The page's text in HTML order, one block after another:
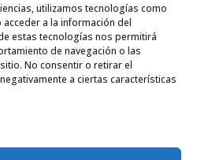
utilizamos tecnologías como
a la información del
estas tecnologías nos permitirá
de navegación o las
No consentir o retirar el
a ciertas características